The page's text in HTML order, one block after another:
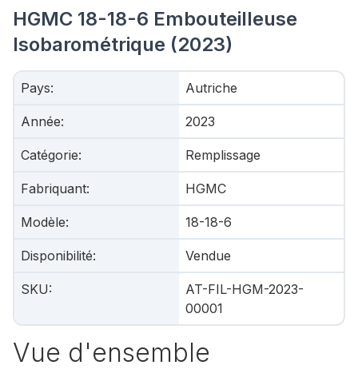
HGMC 18-18-6 Embouteilleuse
Isobarométrique (2023)
Pays: Autriche
Année: 2023
Catégorie: Remplissage
Fabriquant: HGMC
Modèle: 18-18-6
Disponibilité: Vendue
SKU:
AT-FIL-HGM-2023-
00001
Vue d'ensemble